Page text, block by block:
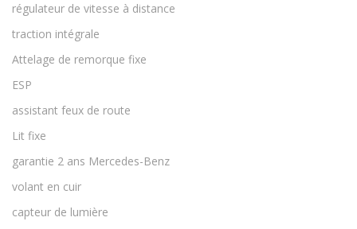
régulateur de vitesse à distance
traction intégrale
Attelage de remorque fixe
ESP
assistant feux de route
Lit fixe
garantie 2 ans Mercedes-Benz
volant en cuir
capteur de lumière